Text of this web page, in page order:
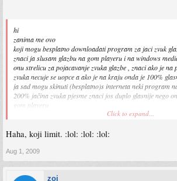
hi
zanima me ovo
koji mogu besplatno downloadati program za jaci zvuk
znaci ja slusam glazbu na gom playeru i na windows
onu strelicu za pojacavanje zvuka glazbe , znaci ako je na
zvuka necuje se uopce a ako je na kraju onda je 100%
ja sad mogu skinuti (besplatno)s interneta neki program
200% jačina zvuka pjesme znaci jos duplo glasnije nego
gom playeru
Click to expand...
Haha, koji limit. :lol: :lol: :lol:
Aug 1, 2009
zoi